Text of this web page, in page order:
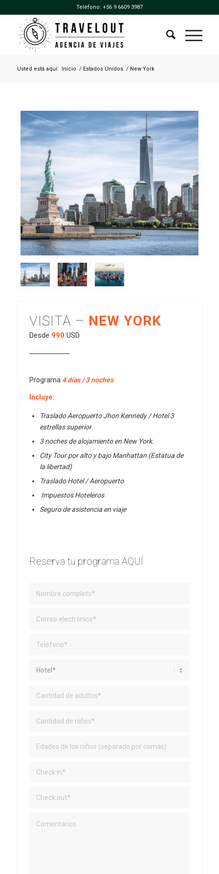
Teléfono: +56 9 6609 3987
Usted está aquí: Inicio / Estados Unidos / New York
VISITA – NEW YORK
Desde 990USD
Programa 4 días / 3 noches
Incluye:
Traslado Aeropuerto Jhon Kennedy / Hotel 3
estrellas superior
3 noches de alojamiento en New York.
City Tour por alto y bajo Manhattan (Estatua de
la libertad)
Traslado Hotel / Aeropuerto
Impuestos Hoteleros
Seguro de asistencia en viaje
Reserva tu programa AQUÍ